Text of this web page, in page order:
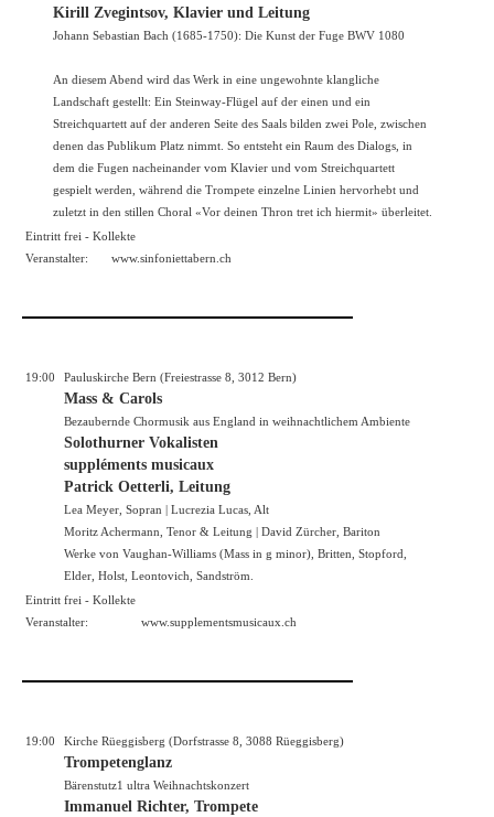
Kirill Zvegintsov, Klavier und Leitung
Johann Sebastian Bach (1685-1750): Die Kunst der Fuge BWV 1080
An diesem Abend wird das Werk in eine ungewohnte klangliche
Landschaft gestellt: Ein Steinway-Flügel auf der einen und ein
Streichquartett auf der anderen Seite des Saals bilden zwei Pole, zwischen
denen das Publikum Platz nimmt. So entsteht ein Raum des Dialogs, in
dem die Fugen nacheinander vom Klavier und vom Streichquartett
gespielt werden, während die Trompete einzelne Linien hervorhebt und
zuletzt in den stillen Choral «Vor deinen Thron tret ich hiermit» überleitet.
Eintritt frei - Kollekte
Veranstalter:
www.sinfoniettabern.ch
19:00 Pauluskirche Bern (Freiestrasse 8, 3012 Bern)
Mass & Carols
Bezaubernde Chormusik aus England in weihnachtlichem Ambiente
Solothurner Vokalisten
suppléments musicaux
Patrick Oetterli, Leitung
Lea Meyer, Sopran | Lucrezia Lucas, Alt
Moritz Achermann, Tenor & Leitung | David Zürcher, Bariton
Werke von Vaughan-Williams (Mass in g minor), Britten, Stopford,
Elder, Holst, Leontovich, Sandström.
Eintritt frei - Kollekte
Veranstalter:
www.supplementsmusicaux.ch
19:00 Kirche Rüeggisberg (Dorfstrasse 8, 3088 Rüeggisberg)
Trompetenglanz
Bärenstutz1 ultra Weihnachtskonzert
Immanuel Richter, Trompete